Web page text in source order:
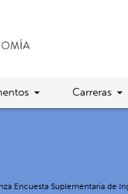
Carreras
Encuesta Suplementaria de